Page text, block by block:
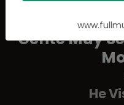
Gente Muy
He